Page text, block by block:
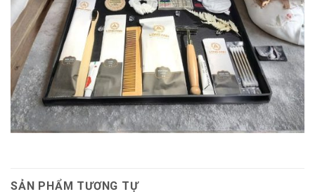
SẢN PHẨM TƯƠNG TỰ